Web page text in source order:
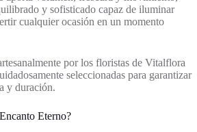
y sofisticado capaz de iluminar
cualquier ocasión en un momento
por los floristas de Vitalflora
seleccionadas para garantizar
y duración.
Eterno?